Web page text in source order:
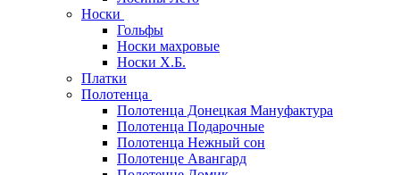
Носки
Гольфы
Носки махровые
Носки Х.Б.
Платки
Полотенца
Полотенца Донецкая Мануфактура
Полотенца Подарочные
Полотенца Нежный сон
Полотенце Авангард